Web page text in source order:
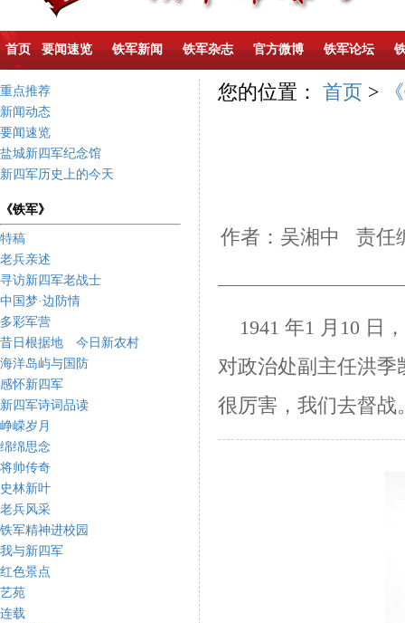
首页 要闻速览 铁军新闻 铁军杂志 官方微博 铁军论坛
重点推荐
新闻动态
要闻速览
盐城新四军纪念馆
新四军历史上的今天
《铁军》
特稿
老兵亲述
寻访新四军老战士
中国梦·边防情
多彩军营
昔日根据地 今日新农村
海洋岛屿与国防
感怀新四军
新四军诗词品读
峥嵘岁月
绵绵思念
将帅传奇
史林新叶
老兵风采
铁军精神进校园
我与新四军
红色景点
艺苑
连载
您的位置： 首页 >
作者：吴湘中 责任
1941 年1 月10 日
对政治处副主任洪季
很厉害，我们去督战